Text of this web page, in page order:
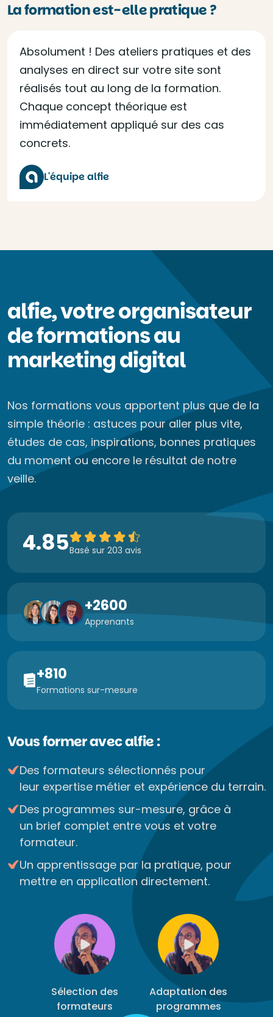
La formation est-elle pratique ?
Absolument ! Des ateliers pratiques et des
analyses en direct sur votre site sont
réalisés tout au long de la formation.
Chaque concept théorique est
immédiatement appliqué sur des cas
concrets.
L'équipe alfie
alfie, votre organisateur
de formations au
marketing digital
Nos formations vous apportent plus que de la
simple théorie : astuces pour aller plus vite,
études de cas, inspirations, bonnes pratiques
du moment ou encore le résultat de notre
veille.
4.85Basé sur 203 avis
+2600
Apprenants
+810
Formations sur-mesure
Vous former avec alfie :
Des formateurs sélectionnés pour
leur expertise métier et expérience du terrain.
Des programmes sur-mesure, grâce à
un brief complet entre vous et votre
formateur.
Un apprentissage par la pratique, pour
mettre en application directement.
Sélection des
formateurs
Adaptation des
programmes